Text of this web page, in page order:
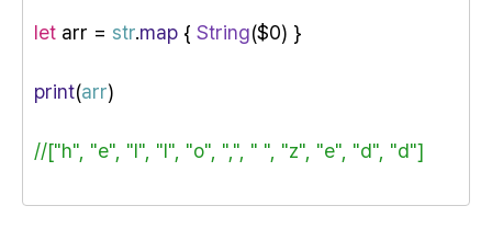
let arr = str.map { String($0) }
print(arr)
//["h", "e", "l", "l", "o", ",", " ", "z", "e", "d", "d"]